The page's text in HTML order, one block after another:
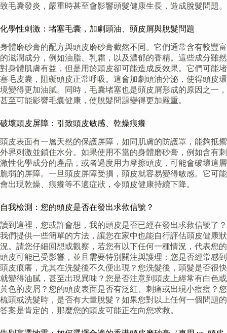
致毛囊發炎，嚴重時甚至會影響頭髮健康生長，造成脫髮問題。
化學性刺激：堵塞毛囊，加劇頭油、頭皮屑與脫髮問題
身體磨砂膏的配方與頭皮磨砂膏截然不同。它們通常含有較豐富
的滋潤成分，例如油脂、乳霜，以及濃郁的香精。這些成分雖然
對身體肌膚有益，但是用於頭皮卻可能造成反效果。它們可能堵
塞毛皮囊，阻礙頭皮正常呼吸。這會加劇頭油分泌，使得頭皮環
境變得更加油膩。同時，毛囊堵塞也是頭皮屑形成的原因之一，
甚至可能影響毛囊健康，使脫髮問題變得更加嚴重。
破壞頭皮屏障：引致頭皮敏感、乾燥痕癢
頭皮表面有一層天然的保護屏障，如同肌膚的防護罩，能夠抵禦
外界刺激並鎖住水分。如果使用不當的身體磨砂膏，例如含有刺
激性化學成分的產品，或者過度用力摩擦頭皮，可能會破壞這層
脆弱的屏障。一旦頭皮屏障受損，頭皮就容易變得敏感。它可能
會出現乾燥、痕癢等不適症狀，令頭皮健康持續下降。
自我檢測：您的頭皮是否在發出求救信號？
讀到這裡，您或許會想，我的頭皮是否已經在發出求救信號了？
我們提供一些簡單的方法，讓您在家中也能自行評估頭皮健康狀
況。請您仔細回想或觀察，若您有以下任何一種情況，代表您的
頭皮可能已受影響，並且需要特別關注與護理：您是否經常感到
頭皮痕癢，尤其在洗髮後不久便出現？您洗髮後，頭髮是否很快
就變得油膩，甚至出現異味？您是否注意到頭皮上經常有白色或
黃色的皮屑？您的頭皮表面是否有泛紅、刺痛或出現小痘痘？您
梳頭或洗髮時，是否有大量脫髮？如果您對以上任何一個問題的
答案是肯定的，那麼您的頭皮可能正在向您求救。